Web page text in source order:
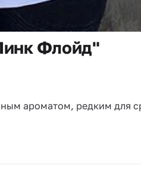
Флойд"
ароматом, редким для